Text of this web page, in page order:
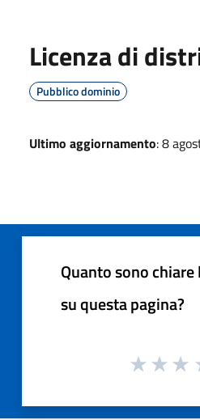
Licenza di
Pubblico dominio
Ultimo aggiornamento: 8
Quanto sono
su questa pagina?